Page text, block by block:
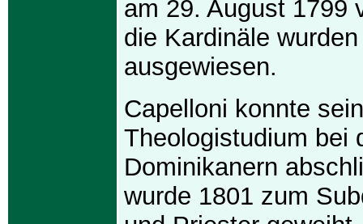
am 29. August 1799
die Kardinäle
ausgewiesen.
Capelloni konnte sein
Theologistudium bei
Dominikanern
wurde 1801 zum